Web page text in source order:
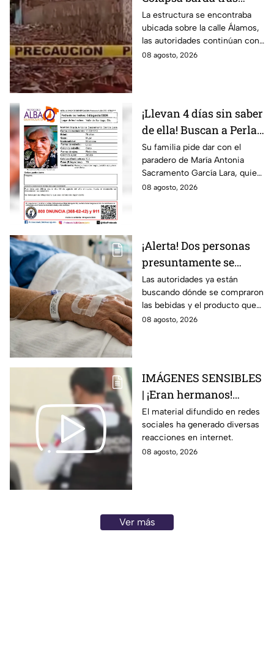
intensa lluvia en León;
¿hay personas
lesionadas?
La estructura se encontraba
ubicada sobre la calle Álamos,
las autoridades continúan con
las investigaciones.
08 agosto, 2026
¡Llevan 4 días sin saber
de ella! Buscan a Perla
Alejandra Martín del
Campo Medina,
desaparecida en
Guanajuato
Su familia pide dar con el
paradero de María Antonia
Sacramento García Lara, quien
fue vista por última vez el 4 de
08 agosto, 2026
¡Alerta! Dos personas
presuntamente se
encuentran delicadas
por ingerir bebidas
alcohólicas
adulteradas en Celaya:
Las autoridades ya están
buscando dónde se compraron
las bebidas y el producto que
causó la intoxicación.
08 agosto, 2026
IMÁGENES SENSIBLES
| ¡Eran hermanos!
Captan brut4l agresión
contra un hombre que
perdió la vid4
El material difundido en redes
sociales ha generado diversas
reacciones en internet.
08 agosto, 2026
Ver más